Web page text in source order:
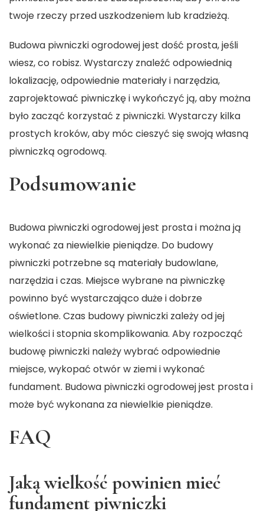
twoje rzeczy przed uszkodzeniem lub kradzieżą.
Budowa piwniczki ogrodowejjest dość prosta, jeśli
wiesz, co robisz. Wystarczy znaleźć odpowiednią
lokalizację, odpowiednie materiały i narzędzia,
zaprojektować piwniczkę i wykończyć ją, aby można
było zacząć korzystać z piwniczki. Wystarczy kilka
prostych kroków, aby móc cieszyć się swoją własną
piwniczką ogrodową.
Podsumowanie
Budowa piwniczki ogrodowej jest prosta i można ją
wykonać za niewielkie pieniądze. Do budowy
piwniczki potrzebne są materiały budowlane,
narzędzia i czas. Miejsce wybrane na piwniczkę
powinno być wystarczająco duże i dobrze
oświetlone. Czas budowy piwniczki zależy od jej
wielkości i stopnia skomplikowania. Aby rozpocząć
budowę piwniczki należy wybrać odpowiednie
miejsce, wykopać otwór w ziemi i wykonać
fundament. Budowa piwniczki ogrodowej jest prosta i
może być wykonana za niewielkie pieniądze.
FAQ
Jaką wielkość powinien mieć
fundament piwniczki